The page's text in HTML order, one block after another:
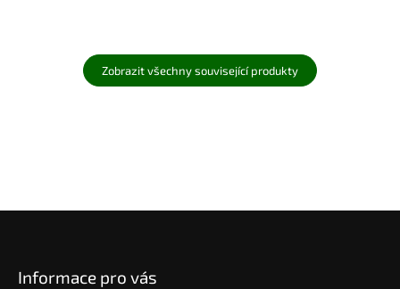
Zobrazit všechny související produkty
Informace pro vás